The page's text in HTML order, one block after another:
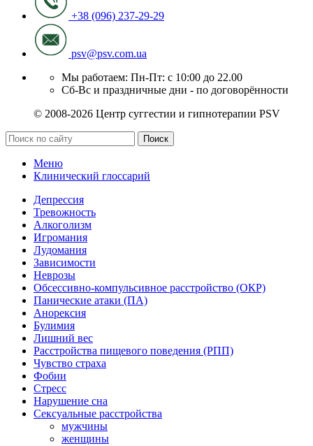
+38 (096) 237-29-29
psv@psv.com.ua
Мы работаем: Пн-Пт: с 10:00 до 22.00
Сб-Вс и праздничные дни - по договорённости
© 2008-2026 Центр суггестии и гипнотерапии PSV
Поиск
Меню
Клинический глоссарий
Депрессия
Тревожность
Алкоголизм
Игромания
Лудомания
Зависимости
Неврозы
Обсессивно-компульсивное расстройство (ОКР)
Панические атаки (ПА)
Анорексия
Булимия
Лишний вес
Расстройства пищевого поведения (РПП)
Чувство страха
Фобии
Стресс
Нарушение сна
Сексуальные расстройства
мужчины
женщины